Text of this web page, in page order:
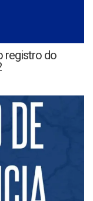
registro do